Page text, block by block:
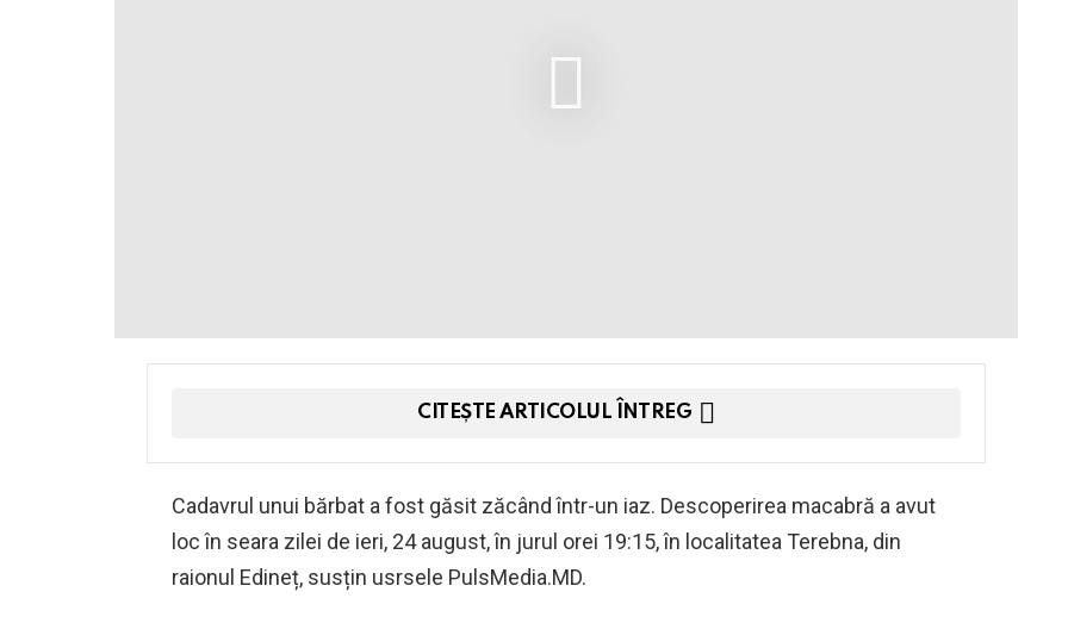
CITEȘTE ARTICOLUL ÎNTREG
Cadavrul unui bărbat a fost găsit zăcând într-un iaz. Descoperirea macabră a avut
loc în seara zilei de ieri, 24 august, în jurul orei 19:15, în localitatea Terebna, din
raionul Edineț, susțin usrsele PulsMedia.MD.